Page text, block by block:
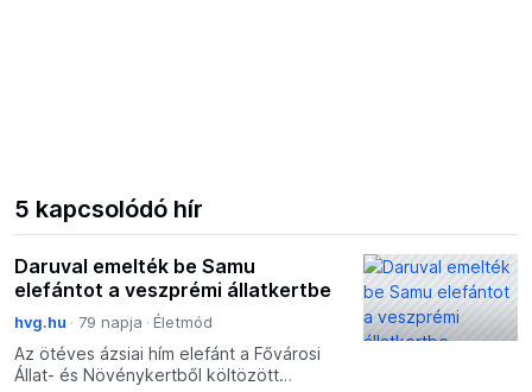
5 kapcsolódó hír
Daruval emelték be Samu
elefántot a veszprémi állatkertbe
hvg.hu 79 napja Életmód
Az ötéves ázsiai hím elefánt a Fővárosi
Állat- és Növénykertből költözött